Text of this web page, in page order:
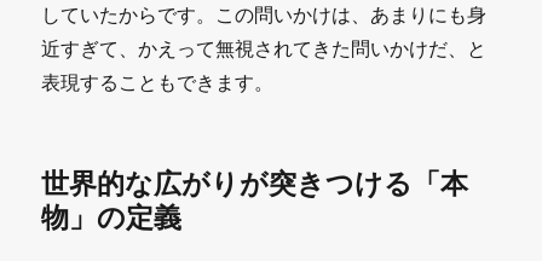
していたからです。この問いかけは、あまりにも身
近すぎて、かえって無視されてきた問いかけだ、と
表現することもできます。
世界的な広がりが突きつける「本
物」の定義